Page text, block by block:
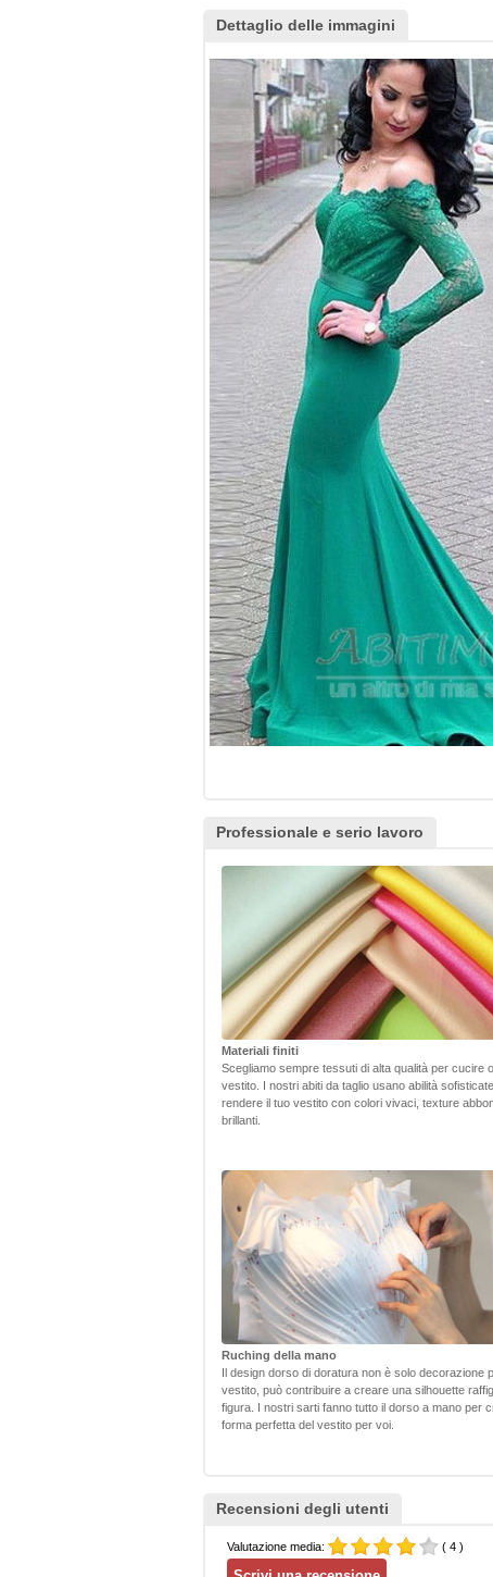
Dettaglio delle immagini
Professionale e serio lavoro
Materiali finiti
Scegliamo sempre tessuti di alta qualità per cucire
vestito. I nostri abiti da taglio usano abilità
rendere il tuo vestito con colori vivaci, texture
brillanti.
Ruching della mano
Il design dorso di doratura non è solo decorazione
vestito, può contribuire a creare una silhouette
figura. I nostri sarti fanno tutto il dorso a mano per
forma perfetta del vestito per voi.
Recensioni degli utenti
Valutazione media: ( 4 )